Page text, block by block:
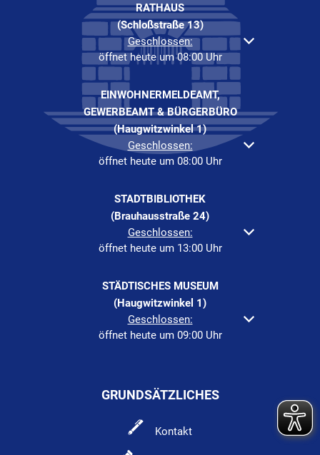
RATHAUS
(Schloßstraße 13)
Klicken, um weitere Öffnungs- oder Schließzeiten
Geschlossen:
öffnet heute um 08:00 Uhr
EINWOHNERMELDEAMT,
GEWERBEAMT & BÜRGERBÜRO
(Haugwitzwinkel 1)
Klicken, um weitere Öffnungs- oder Schließzeiten
Geschlossen:
öffnet heute um 08:00 Uhr
STADTBIBLIOTHEK
(Brauhausstraße 24)
Klicken, um weitere Öffnungs- oder Schließzeiten
Geschlossen:
öffnet heute um 13:00 Uhr
STÄDTISCHES MUSEUM
(Haugwitzwinkel 1)
Klicken, um weitere Öffnungs- oder Schließzeiten
Geschlossen:
öffnet heute um 09:00 Uhr
GRUNDSÄTZLICHES
Kontakt